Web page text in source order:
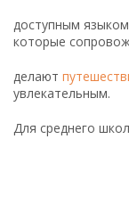
доступным
которые
делают
увлекательным.
Для среднего